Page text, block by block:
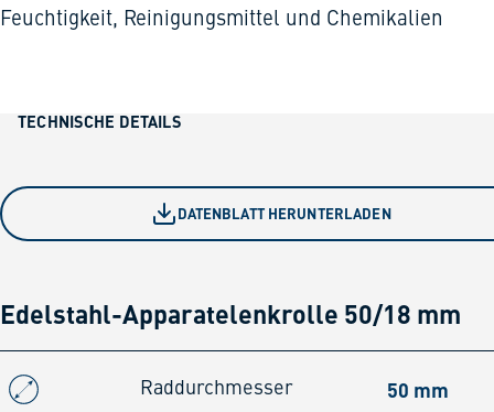
Feuchtigkeit, Reinigungsmittel und Chemikalien
TECHNISCHE DETAILS
DATENBLATT HERUNTERLADEN
Edelstahl-Apparatelenkrolle 50/18 mm
Raddurchmesser 50 mm